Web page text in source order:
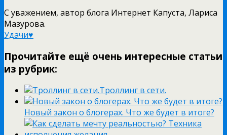
С уважением, автор блога Интернет Капуста, Лариса
Мазурова.
Удачи♥
Прочитайте ещё очень интересные статьи
из рубрик:
Троллинг в сети.
Новый закон о блогерах. Что же будет в итоге?